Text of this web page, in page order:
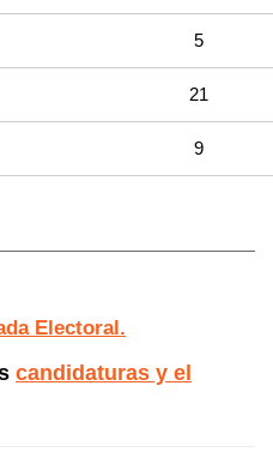
5
21
9
Electoral.
candidaturas y el